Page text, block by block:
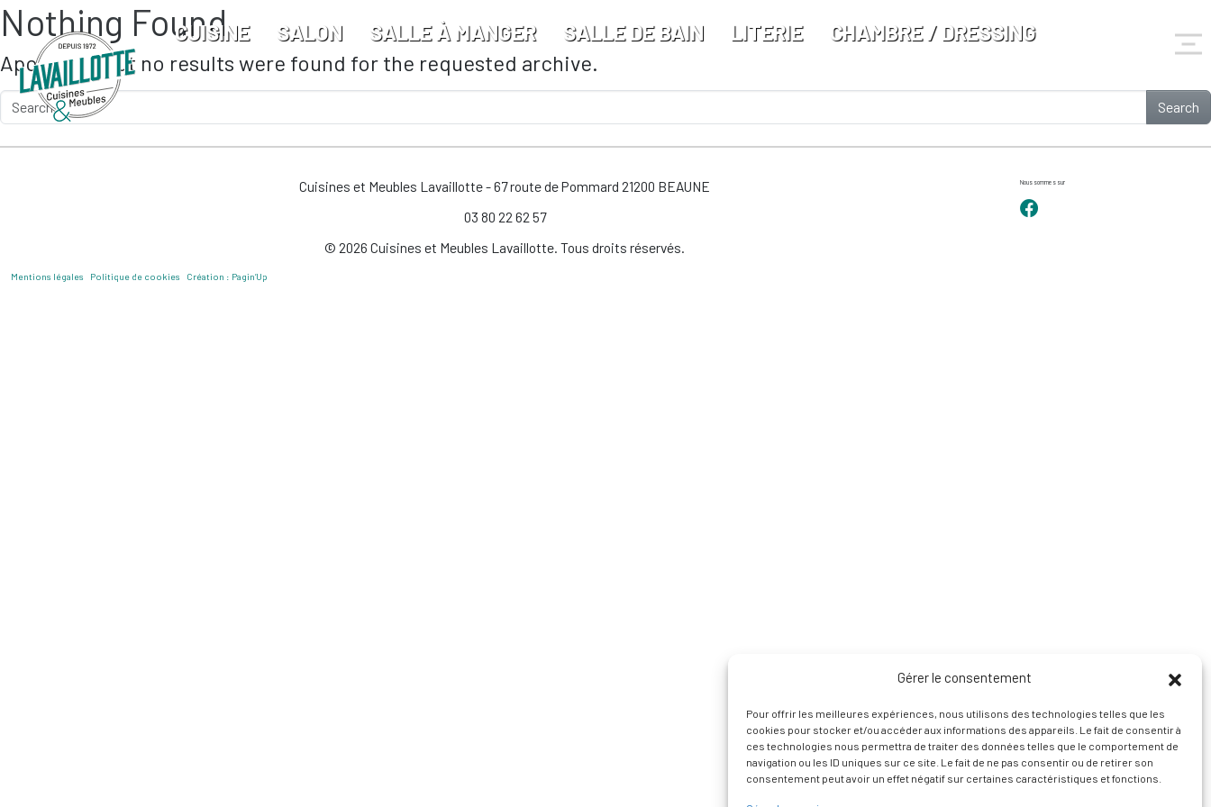
Gérer le consentement
Pour offrir les meilleures expériences, nous utilisons des technologies telles que les
cookies pour stocker et/ou accéder aux informations des appareils. Le fait de consentir à
ces technologies nous permettra de traiter des données telles que le comportement de
navigation ou les ID uniques sur ce site. Le fait de ne pas consentir ou de retirer son
consentement peut avoir un effet négatif sur certaines caractéristiques et fonctions.
Skip to main content
CUISINE SALON SALLE À MANGER SALLE DE BAIN LITERIE CHAMBRE / DRESSING
Nothing Found
Apologies, but no results were found for the requested archive.
Search
Cuisines et Meubles Lavaillotte - 67 route de Pommard 21200 BEAUNE
03 80 22 62 57
© 2026 Cuisines et Meubles Lavaillotte. Tous droits réservés.
Mentions légales Politique de cookies Création : Pagin’Up
Nous sommes sur